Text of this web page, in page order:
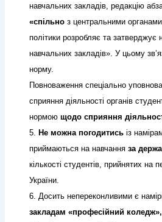
навчальних закладів, редакцію
«спільно з центральними органами
політики розробляє та затверджує
навчальних закладів». У цьому
норму.
Повноваження спеціально
сприяння діяльності органів
нормою щодо сприяння
5. Не можна погодитись із
приймаються на навчання за
кількості студентів, прийнятих
України.
6. Досить непереконливими є
закладам «професійний